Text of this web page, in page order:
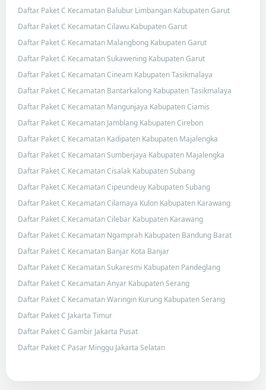
Daftar Paket C Kecamatan Balubur Limbangan Kabupaten Garut
Daftar Paket C Kecamatan Cilawu Kabupaten Garut
Daftar Paket C Kecamatan Malangbong Kabupaten Garut
Daftar Paket C Kecamatan Sukawening Kabupaten Garut
Daftar Paket C Kecamatan Cineam Kabupaten Tasikmalaya
Daftar Paket C Kecamatan Bantarkalong Kabupaten Tasikmalaya
Daftar Paket C Kecamatan Mangunjaya Kabupaten Ciamis
Daftar Paket C Kecamatan Jamblang Kabupaten Cirebon
Daftar Paket C Kecamatan Kadipaten Kabupaten Majalengka
Daftar Paket C Kecamatan Sumberjaya Kabupaten Majalengka
Daftar Paket C Kecamatan Cisalak Kabupaten Subang
Daftar Paket C Kecamatan Cipeundeuy Kabupaten Subang
Daftar Paket C Kecamatan Cilamaya Kulon Kabupaten Karawang
Daftar Paket C Kecamatan Cilebar Kabupaten Karawang
Daftar Paket C Kecamatan Ngamprah Kabupaten Bandung Barat
Daftar Paket C Kecamatan Banjar Kota Banjar
Daftar Paket C Kecamatan Sukaresmi Kabupaten Pandeglang
Daftar Paket C Kecamatan Anyar Kabupaten Serang
Daftar Paket C Kecamatan Waringin Kurung Kabupaten Serang
Daftar Paket C Jakarta Timur
Daftar Paket C Gambir Jakarta Pusat
Daftar Paket C Pasar Minggu Jakarta Selatan